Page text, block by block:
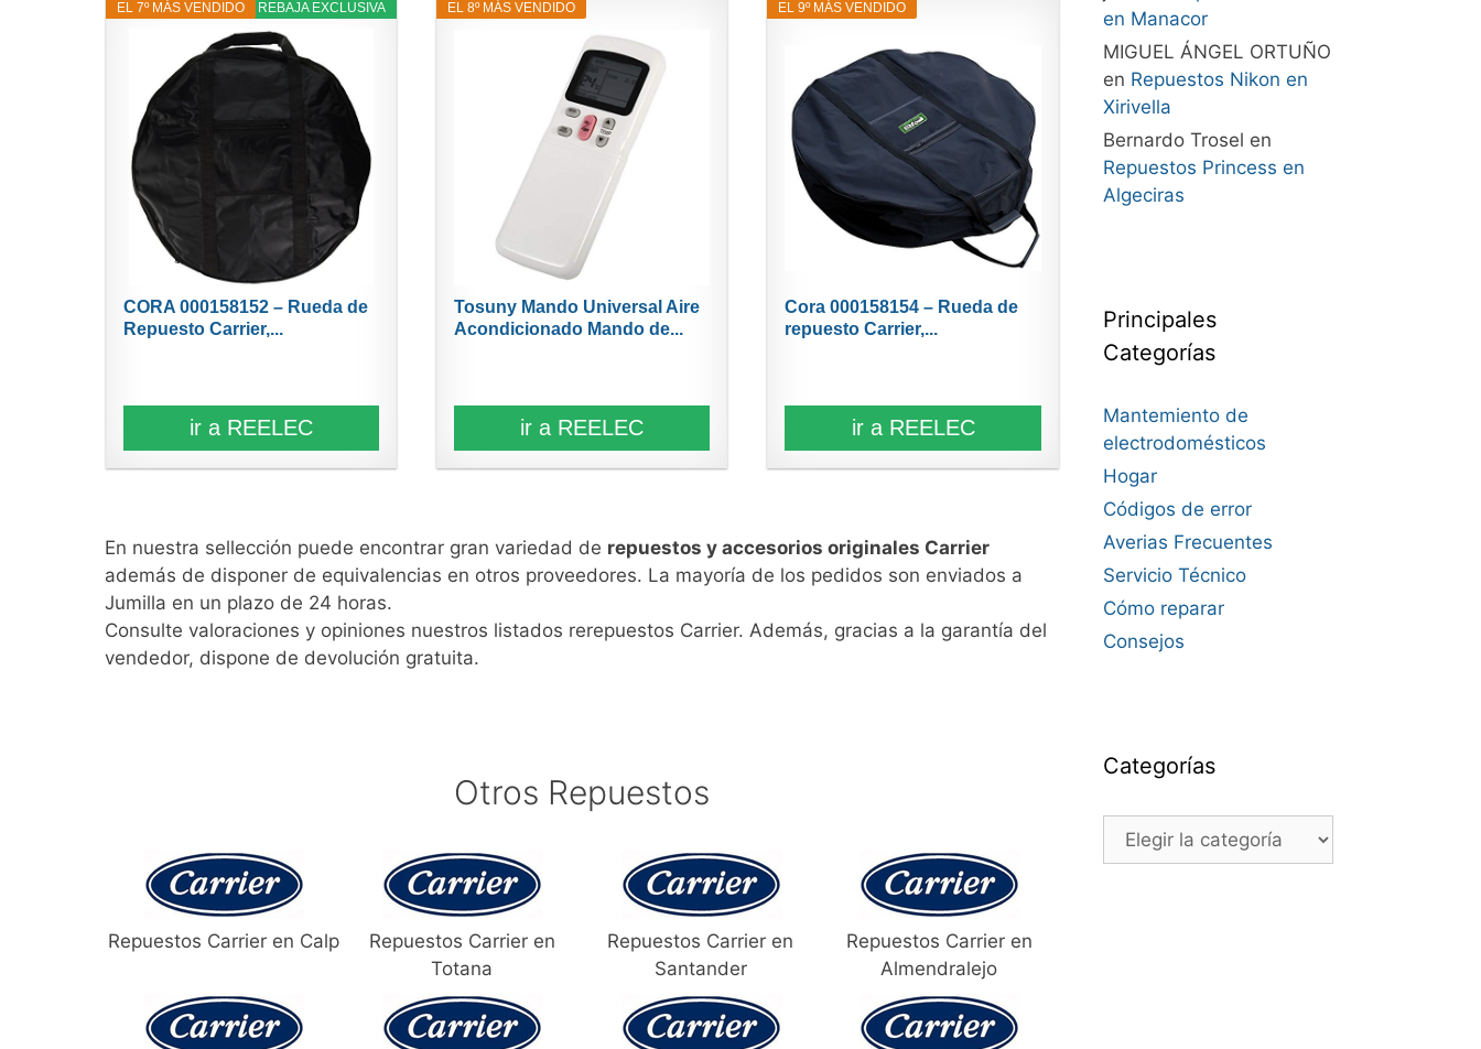
8% REBAJA EXCLUSIVA
EL 7º MÁS VENDIDO
CORA 000158152 – Rueda de
Repuesto Carrier,...
ir a REELEC
EL 8º MÁS VENDIDO
Tosuny Mando Universal Aire
Acondicionado Mando de...
ir a REELEC
EL 9º MÁS VENDIDO
Cora 000158154 – Rueda de
repuesto Carrier,...
ir a REELEC
En nuestra sellección puede encontrar gran variedad de repuestos y accesorios originales Carrier
además de disponer de equivalencias en otros proveedores. La mayoría de los pedidos son enviados a
Jumilla en un plazo de 24 horas.
Consulte valoraciones y opiniones nuestros listados rerepuestos Carrier. Además, gracias a la garantía del
vendedor, dispone de devolución gratuita.
Otros Repuestos
Repuestos Carrier en Calp
Repuestos Carrier en
Totana
Repuestos Carrier en
Santander
Repuestos Carrier en
Almendralejo
en Manacor
MIGUEL ÁNGEL ORTUÑO
en Repuestos Nikon en
Xirivella
Bernardo Trosel en
Repuestos Princess en
Algeciras
Principales
Categorías
Mantemiento de
electrodomésticos
Hogar
Códigos de error
Averias Frecuentes
Servicio Técnico
Cómo reparar
Consejos
Categorías
Categorías